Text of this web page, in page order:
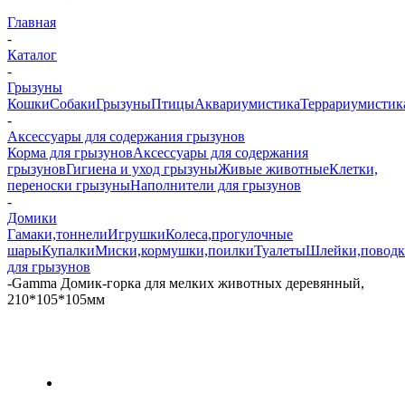
Главная
-
Каталог
-
Грызуны
КошкиСобакиГрызуныПтицыАквариумистика
-
Аксессуары для содержания грызунов
Корма для грызуновАксессуары для содержания
грызуновГигиена и уход грызуныЖивые животныеКлетки,
переноски грызуныНаполнители для грызунов
-
Домики
Гамаки,тоннелиИгрушкиКолеса,прогулочные
шарыКупалкиМиски,кормушки,поилкиТуалеты
для грызунов
-Gamma Домик-горка для мелких животных деревянный,
210*105*105мм